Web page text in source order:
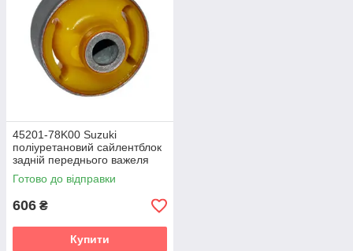
45201-78K00 Suzuki
поліуретановий сайлентблок
задній переднього важеля
v19
Готово до відправки
606 ₴
Купити